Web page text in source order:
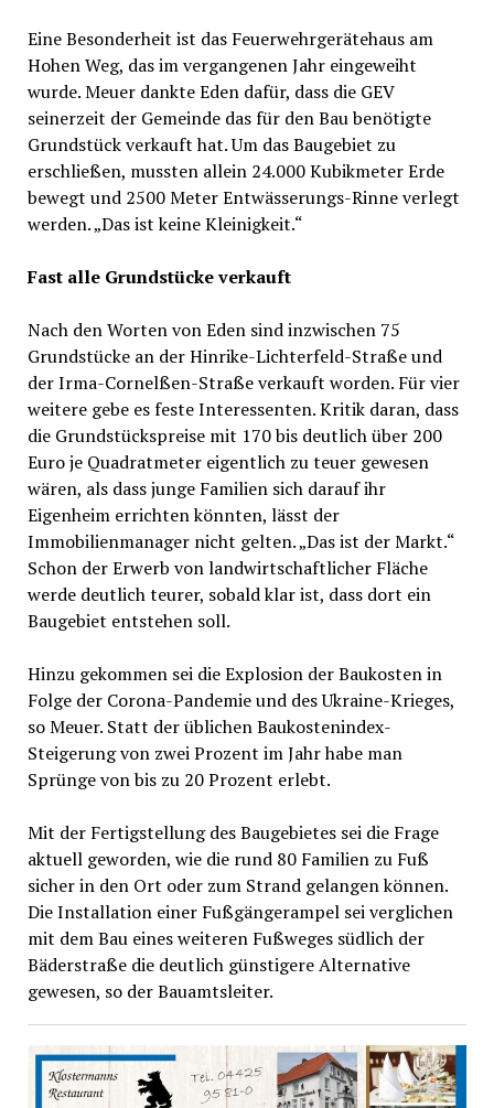
Eine Besonderheit ist das Feuerwehrgerätehaus am
Hohen Weg, das im vergangenen Jahr eingeweiht
wurde. Meuer dankte Eden dafür, dass die GEV
seinerzeit der Gemeinde das für den Bau benötigte
Grundstück verkauft hat. Um das Baugebiet zu
erschließen, mussten allein 24.000 Kubikmeter Erde
bewegt und 2500 Meter Entwässerungs-Rinne verlegt
werden. „Das ist keine Kleinigkeit.“
Fast alle Grundstücke verkauft
Nach den Worten von Eden sind inzwischen 75
Grundstücke an der Hinrike-Lichterfeld-Straße und
der Irma-Cornelßen-Straße verkauft worden. Für vier
weitere gebe es feste Interessenten. Kritik daran, dass
die Grundstückspreise mit 170 bis deutlich über 200
Euro je Quadratmeter eigentlich zu teuer gewesen
wären, als dass junge Familien sich darauf ihr
Eigenheim errichten könnten, lässt der
Immobilienmanager nicht gelten. „Das ist der Markt.“
Schon der Erwerb von landwirtschaftlicher Fläche
werde deutlich teurer, sobald klar ist, dass dort ein
Baugebiet entstehen soll.
Hinzu gekommen sei die Explosion der Baukosten in
Folge der Corona-Pandemie und des Ukraine-Krieges,
so Meuer. Statt der üblichen Baukostenindex-
Steigerung von zwei Prozent im Jahr habe man
Sprünge von bis zu 20 Prozent erlebt.
Mit der Fertigstellung des Baugebietes sei die Frage
aktuell geworden, wie die rund 80 Familien zu Fuß
sicher in den Ort oder zum Strand gelangen können.
Die Installation einer Fußgängerampel sei verglichen
mit dem Bau eines weiteren Fußweges südlich der
Bäderstraße die deutlich günstigere Alternative
gewesen, so der Bauamtsleiter.